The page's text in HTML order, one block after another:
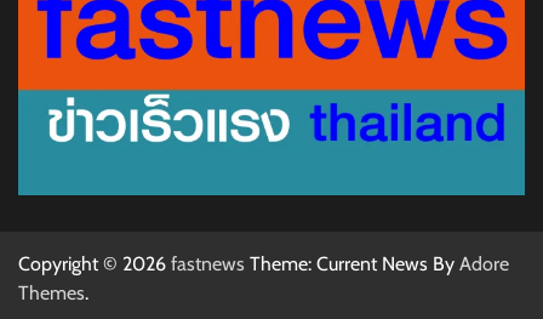
Copyright © 2026 fastnews Theme: Current News By Adore
Themes.